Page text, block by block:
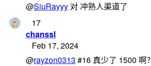
@SiuRayyy 对 冲熟人渠道了
17
chanssl
Feb 17, 2024
@rayzon0313 #16 真少了 1500 啊？